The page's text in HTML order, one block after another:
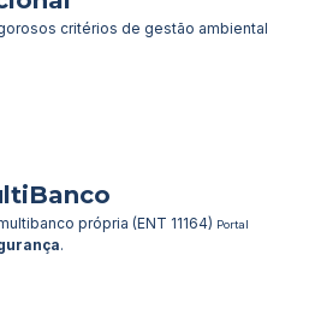
critérios de gestão ambiental
própria (ENT 11164) Portal
.